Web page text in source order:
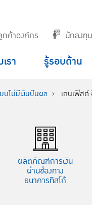
กค้าองค์กร นักลงทุ
รา รู้รอบด้าน
บไม่มีเงินปันผล เกนเฟิสต์
ผลิตภัณฑ์การเงิน
ผ่านช่องทาง
ธนาคารทิสโก้